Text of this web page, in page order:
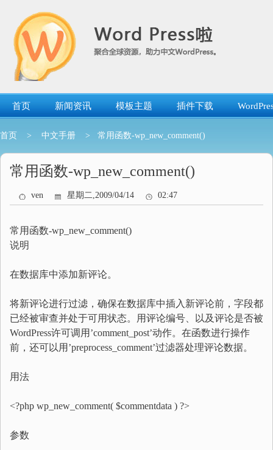
首页 新闻资讯 模板主题 插件下载
首页 > 中文手册 > 常用函数-wp_new_comment()
常用函数-wp_new_comment()
ven 星期二,2009/04/14 02:47
常用函数-wp_new_comment()
说明
在数据库中添加新评论。
将新评论进行过滤，确保在数据库中插入新评论前，字段都
已经被审查并处于可用状态。用评论编号、以及评论是否被
WordPress许可调用’comment_post’动作。在函数进行操作
前，还可以用’preprocess_comment’过滤器处理评论数据。
用法
<?php wp_new_comment( $commentdata ) ?>
参数